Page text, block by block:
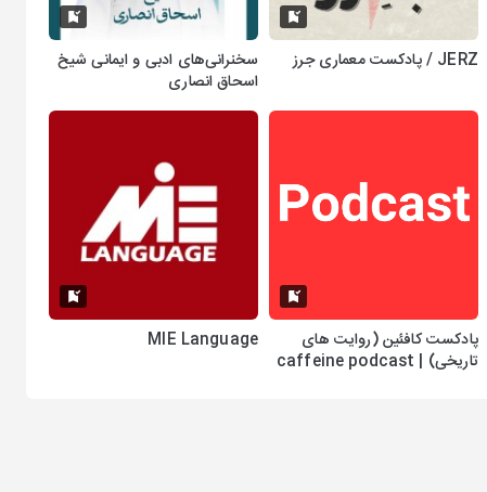
JERZ / پادکست معماری جرز
سخنرانی‌های ادبی و ایمانی شیخ
اسحاق انصاری
پادکست کافئین (روایت های
تاریخی) | caffeine podcast
MIE Language